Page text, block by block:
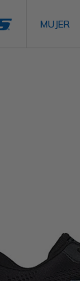
MUJER